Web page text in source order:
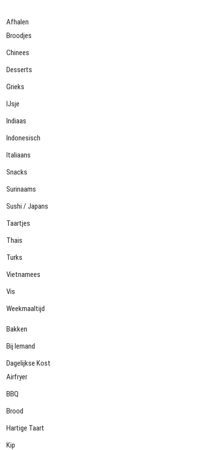
Afhalen
Broodjes
Chinees
Desserts
Grieks
IJsje
Indiaas
Indonesisch
Italiaans
Snacks
Surinaams
Sushi / Japans
Taartjes
Thais
Turks
Vietnamees
Vis
Weekmaaltijd
Bakken
Bij Iemand
Dagelijkse Kost
Airfryer
BBQ
Brood
Hartige Taart
Kip